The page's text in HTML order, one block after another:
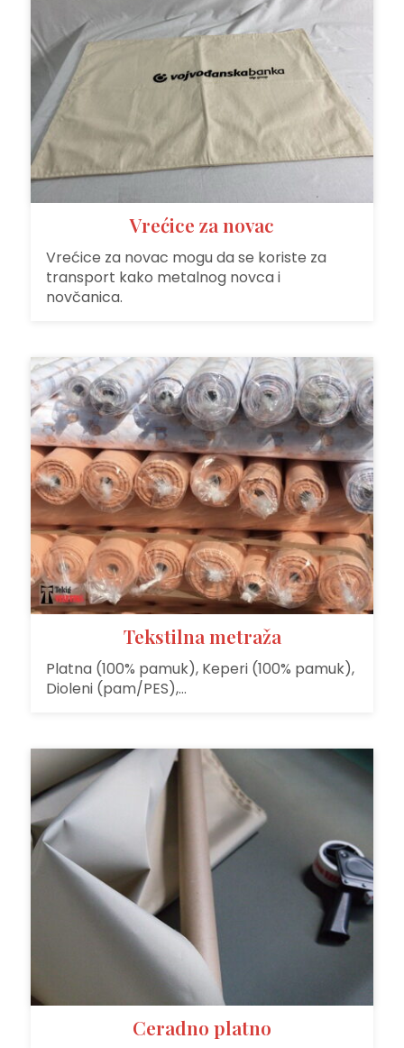
Vrećice za novac
Vrećice za novac mogu da se koriste za
transport kako metalnog novca i
novčanica.
Tekstilna metraža
Platna (100% pamuk), Keperi (100% pamuk),
Dioleni (pam/PES),…
Ceradno platno